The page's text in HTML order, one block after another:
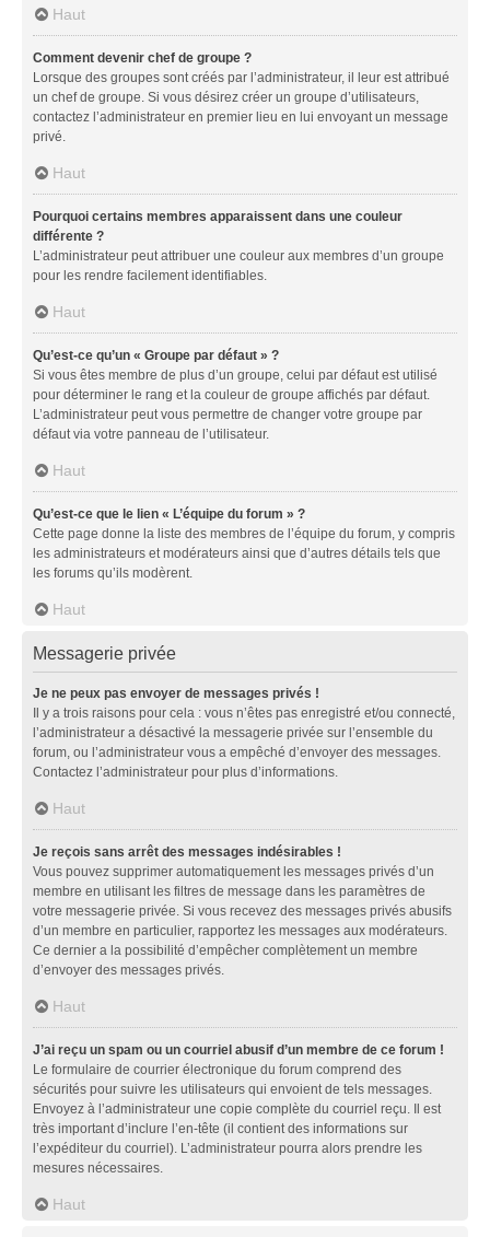
Haut
Comment devenir chef de groupe ?
Lorsque des groupes sont créés par l’administrateur, il leur est attribué
un chef de groupe. Si vous désirez créer un groupe d’utilisateurs,
contactez l’administrateur en premier lieu en lui envoyant un message
privé.
Haut
Pourquoi certains membres apparaissent dans une couleur
différente ?
L’administrateur peut attribuer une couleur aux membres d’un groupe
pour les rendre facilement identifiables.
Haut
Qu’est-ce qu’un « Groupe par défaut » ?
Si vous êtes membre de plus d’un groupe, celui par défaut est utilisé
pour déterminer le rang et la couleur de groupe affichés par défaut.
L’administrateur peut vous permettre de changer votre groupe par
défaut via votre panneau de l’utilisateur.
Haut
Qu’est-ce que le lien « L’équipe du forum » ?
Cette page donne la liste des membres de l’équipe du forum, y compris
les administrateurs et modérateurs ainsi que d’autres détails tels que
les forums qu’ils modèrent.
Haut
Messagerie privée
Je ne peux pas envoyer de messages privés !
Il y a trois raisons pour cela : vous n’êtes pas enregistré et/ou connecté,
l’administrateur a désactivé la messagerie privée sur l’ensemble du
forum, ou l’administrateur vous a empêché d’envoyer des messages.
Contactez l’administrateur pour plus d’informations.
Haut
Je reçois sans arrêt des messages indésirables !
Vous pouvez supprimer automatiquement les messages privés d’un
membre en utilisant les filtres de message dans les paramètres de
votre messagerie privée. Si vous recevez des messages privés abusifs
d’un membre en particulier, rapportez les messages aux modérateurs.
Ce dernier a la possibilité d’empêcher complètement un membre
d’envoyer des messages privés.
Haut
J’ai reçu un spam ou un courriel abusif d’un membre de ce forum !
Le formulaire de courrier électronique du forum comprend des
sécurités pour suivre les utilisateurs qui envoient de tels messages.
Envoyez à l’administrateur une copie complète du courriel reçu. Il est
très important d’inclure l’en-tête (il contient des informations sur
l’expéditeur du courriel). L’administrateur pourra alors prendre les
mesures nécessaires.
Haut